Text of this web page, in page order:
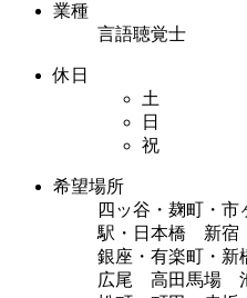
業種
言語聴覚士
休日
土
日
祝
希望場所
四ッ谷・麹町・
駅・日本橋 新
銀座・有楽町・
広尾 高田馬場